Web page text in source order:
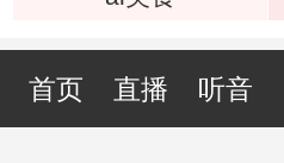
首页 直播 听音